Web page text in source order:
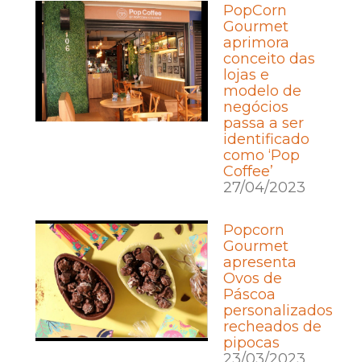
PopCorn
Gourmet
aprimora
conceito das
lojas e
modelo de
negócios
passa a ser
identificado
como ‘Pop
Coffee’
27/04/2023
Popcorn
Gourmet
apresenta
Ovos de
Páscoa
personalizados
recheados de
pipocas